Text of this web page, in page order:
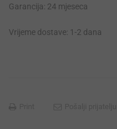
Garancija: 24 mjeseca
Vrijeme dostave: 1-2 dana